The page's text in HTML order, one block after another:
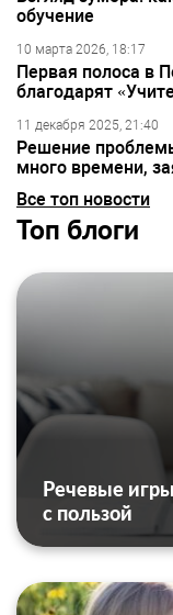
обучение
10 марта 2026, 18:17
Первая полоса в
благодарят
11 декабря 2025, 21:40
Решение
много времени,
Все топ новости
Топ блоги
Речевые
с пользой